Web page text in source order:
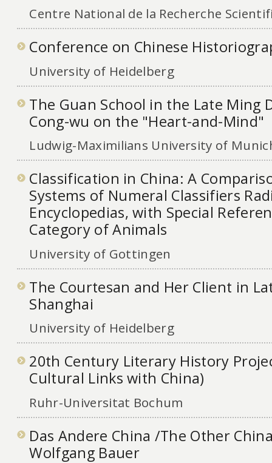
Centre National de la Recherche
Conference on Chinese
University of Heidelberg
The Guan School in the Late Ming
Cong-wu on the "Heart-and-Mind"
Ludwig-Maximilians University of
Classification in China: A
Systems of Numeral Classifiers
Encyclopedias, with Special
Category of Animals
University of Gottingen
The Courtesan and Her Client in
Shanghai
University of Heidelberg
20th Century Literary History
Cultural Links with China)
Ruhr-Universitat Bochum
Das Andere China /The Other
Wolfgang Bauer